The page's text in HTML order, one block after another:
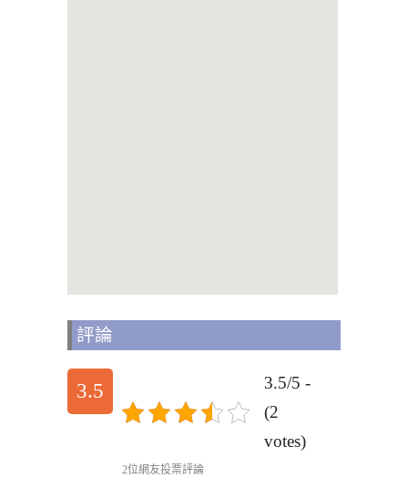
評論
3.5
3.5/5 -
(2
votes)
2位網友投票評論